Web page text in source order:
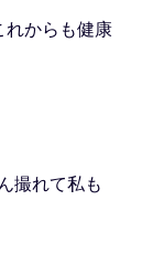
れからも健康
撮れて私も